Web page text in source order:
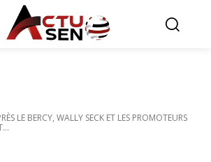
LE BERCY, WALLY SECK ET LES PROMOTEURS